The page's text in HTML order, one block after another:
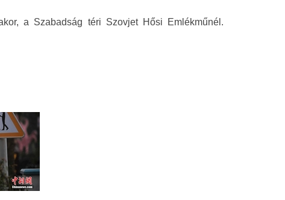
a Szabadság téri Szovjet Hősi Emlékműnél.